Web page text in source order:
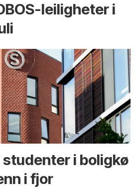
leiligheter i
studenter i boligkø
i fjor